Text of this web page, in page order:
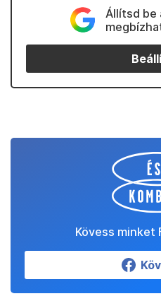
Állítsd be
Kövess minket